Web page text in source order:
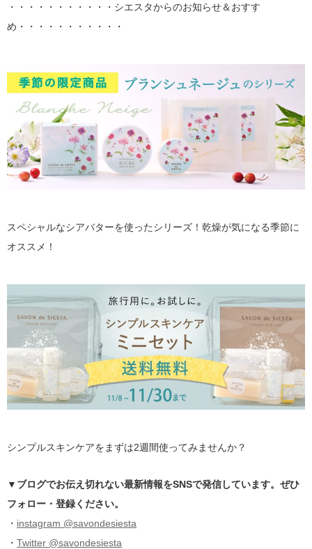
・・・・・・・・・・・シエスタからのお知らせ＆おすす
め・・・・・・・・・・・
スペシャルなシアバターを使ったシリーズ！乾燥が気になる季節に
オススメ！
シンプルスキンケアをまずは2週間使ってみませんか？
▼ブログでお伝え切れない最新情報をSNSで発信しています。ぜひ
フォロー・登録ください。
・ instagram @savondesiesta
・ Twitter @savondesiesta